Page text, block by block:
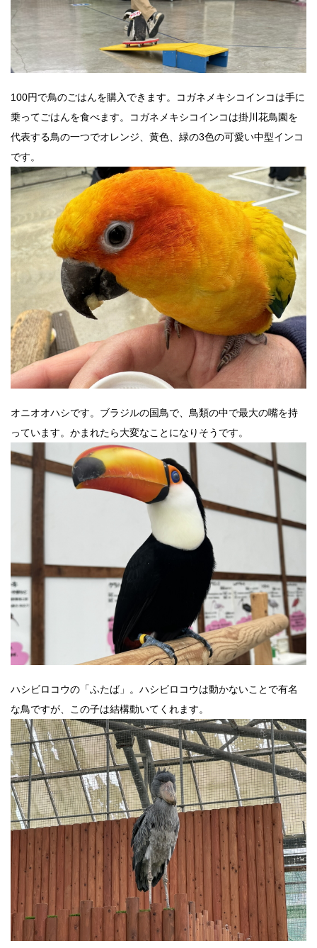
100円で鳥のごはんを購入できます。コガネメキシコインコは手に
乗ってごはんを食べます。コガネメキシコインコは掛川花鳥園を
代表する鳥の一つでオレンジ、黄色、緑の3色の可愛い中型インコ
です。
オニオオハシです。ブラジルの国鳥で、鳥類の中で最大の嘴を持
っています。かまれたら大変なことになりそうです。
ハシビロコウの「ふたば」。ハシビロコウは動かないことで有名
な鳥ですが、この子は結構動いてくれます。